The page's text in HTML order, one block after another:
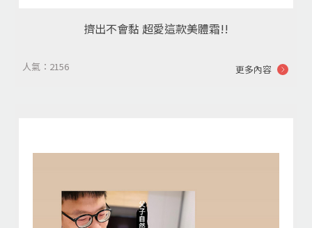
擠出不會黏 超愛這款美體霜!!
人氣：2156 更多內容